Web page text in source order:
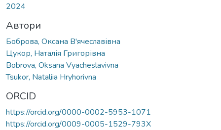
2024
Автори
Боброва, Оксана В'ячеславівна
Цукор, Наталія Григорівна
Bobrova, Oksana Vyacheslavivna
Tsukor, Nataliia Hryhorivna
ORCID
https://orcid.org/0000-0002-5953-1071
https://orcid.org/0009-0005-1529-793X